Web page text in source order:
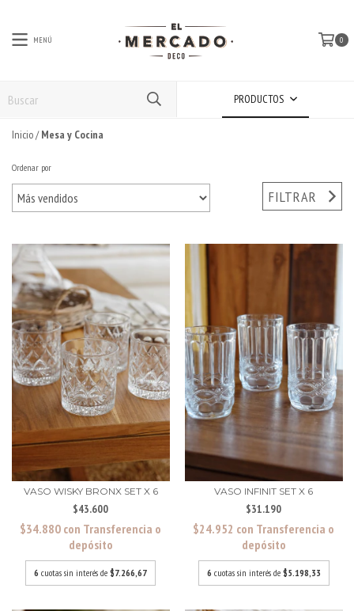
MENÚ 0
PRODUCTOS
Inicio/ Mesa y Cocina
Ordenar por
FILTRAR
VASO WISKY BRONX SET X 6
$43.600
$34.880 con Transferencia o
depósito
6 cuotas sin interés de $7.266,67
VASO INFINIT SET X 6
$31.190
$24.952 con Transferencia o
depósito
6 cuotas sin interés de $5.198,33